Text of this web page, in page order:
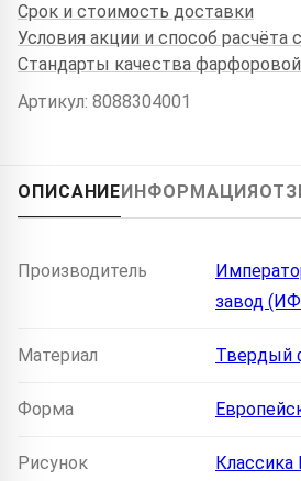
Срок и стоимость доставки
Условия акции и способ расчёта
Стандарты качества
Артикул: 8088304001
ОПИСАНИЕИНФОРМАЦИЯ
Производитель
завод
Материал Твердый
Форма
Рисунок Классика